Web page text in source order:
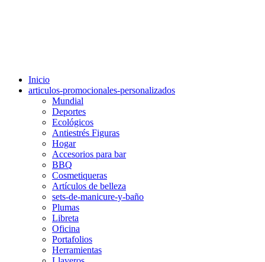
Inicio
articulos-promocionales-personalizados
Mundial
Deportes
Ecológicos
Antiestrés Figuras
Hogar
Accesorios para bar
BBQ
Cosmetiqueras
Artículos de belleza
sets-de-manicure-y-baño
Plumas
Libreta
Oficina
Portafolios
Herramientas